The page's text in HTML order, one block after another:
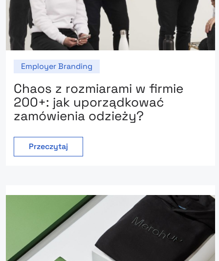
Employer Branding
Chaos z rozmiarami w firmie
200+: jak uporządkować
zamówienia odzieży?
Przeczytaj